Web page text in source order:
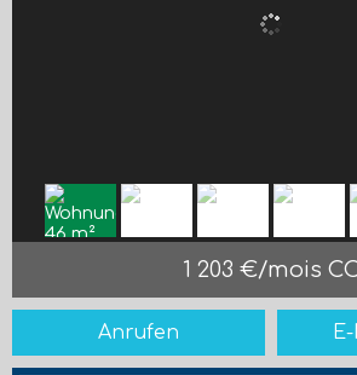
1 203 €/mois CC
Anrufen